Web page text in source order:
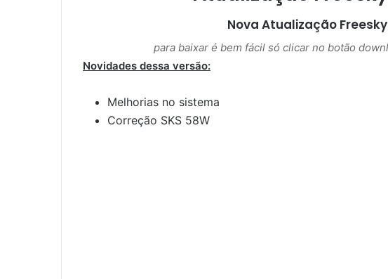
Nova Atualização
para baixar é bem fácil só clicar no botão
Novidades dessa versão:
Melhorias no sistema
Correção SKS 58W